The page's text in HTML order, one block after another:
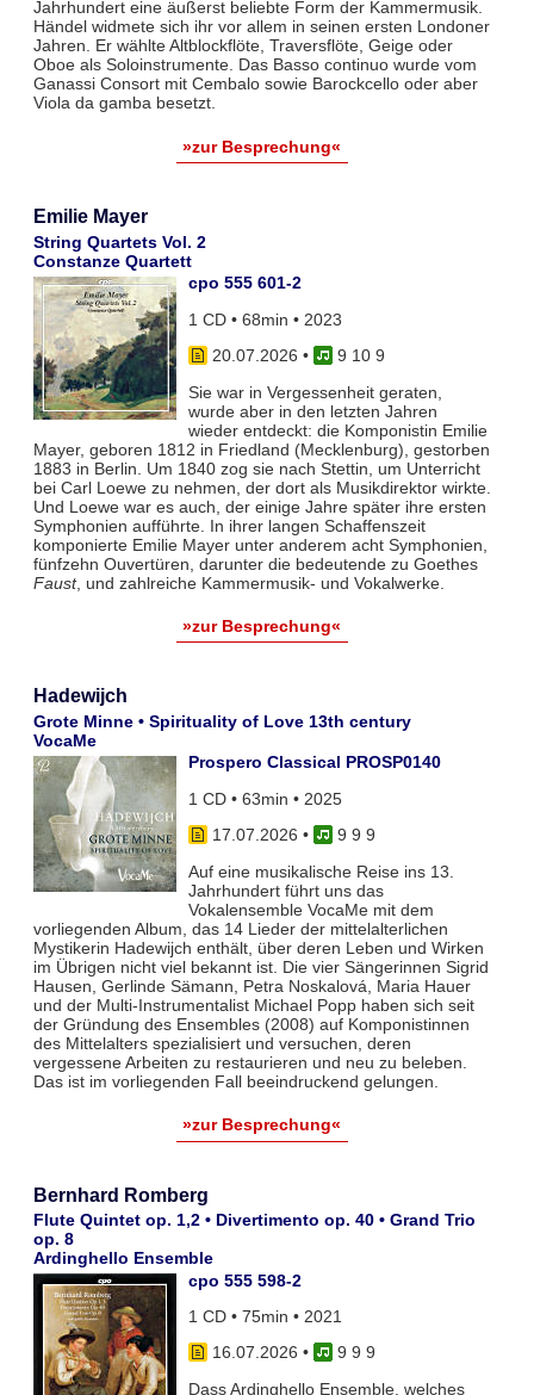
Jahrhundert eine äußerst beliebte Form der Kammermusik.
Händel widmete sich ihr vor allem in seinen ersten Londoner
Jahren. Er wählte Altblockflöte, Traversflöte, Geige oder
Oboe als Soloinstrumente. Das Basso continuo wurde vom
Ganassi Consort mit Cembalo sowie Barockcello oder aber
Viola da gamba besetzt.
»zur Besprechung«
Emilie Mayer
String Quartets Vol. 2
Constanze Quartett
cpo 555 601-2
1 CD • 68min • 2023
20.07.2026 •
9 10 9
Sie war in Vergessenheit geraten,
wurde aber in den letzten Jahren
wieder entdeckt: die Komponistin Emilie
Mayer, geboren 1812 in Friedland (Mecklenburg), gestorben
1883 in Berlin. Um 1840 zog sie nach Stettin, um Unterricht
bei Carl Loewe zu nehmen, der dort als Musikdirektor wirkte.
Und Loewe war es auch, der einige Jahre später ihre ersten
Symphonien aufführte. In ihrer langen Schaffenszeit
komponierte Emilie Mayer unter anderem acht Symphonien,
fünfzehn Ouvertüren, darunter die bedeutende zu Goethes
Faust, und zahlreiche Kammermusik- und Vokalwerke.
»zur Besprechung«
Hadewijch
Grote Minne • Spirituality of Love 13th century
VocaMe
Prospero Classical PROSP0140
1 CD • 63min • 2025
17.07.2026 •
9 9 9
Auf eine musikalische Reise ins 13.
Jahrhundert führt uns das
Vokalensemble VocaMe mit dem
vorliegenden Album, das 14 Lieder der mittelalterlichen
Mystikerin Hadewijch enthält, über deren Leben und Wirken
im Übrigen nicht viel bekannt ist. Die vier Sängerinnen Sigrid
Hausen, Gerlinde Sämann, Petra Noskalová, Maria Hauer
und der Multi-Instrumentalist Michael Popp haben sich seit
der Gründung des Ensembles (2008) auf Komponistinnen
des Mittelalters spezialisiert und versuchen, deren
vergessene Arbeiten zu restaurieren und neu zu beleben.
Das ist im vorliegenden Fall beeindruckend gelungen.
»zur Besprechung«
Bernhard Romberg
Flute Quintet op. 1,2 • Divertimento op. 40 • Grand Trio
op. 8
Ardinghello Ensemble
cpo 555 598-2
1 CD • 75min • 2021
16.07.2026 •
9 9 9
Dass Ardinghello Ensemble, welches